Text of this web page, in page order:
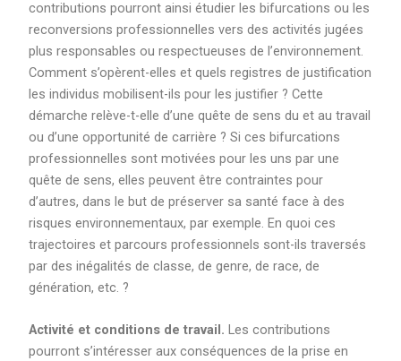
contributions pourront ainsi étudier les bifurcations ou les
reconversions professionnelles vers des activités jugées
plus responsables ou respectueuses de l’environnement.
Comment s’opèrent-elles et quels registres de justification
les individus mobilisent-ils pour les justifier ? Cette
démarche relève-t-elle d’une quête de sens du et au travail
ou d’une opportunité de carrière ? Si ces bifurcations
professionnelles sont motivées pour les uns par une
quête de sens, elles peuvent être contraintes pour
d’autres, dans le but de préserver sa santé face à des
risques environnementaux, par exemple. En quoi ces
trajectoires et parcours professionnels sont-ils traversés
par des inégalités de classe, de genre, de race, de
génération, etc. ?
Activité et conditions de travail.Les contributions
pourront s’intéresser aux conséquences de la prise en